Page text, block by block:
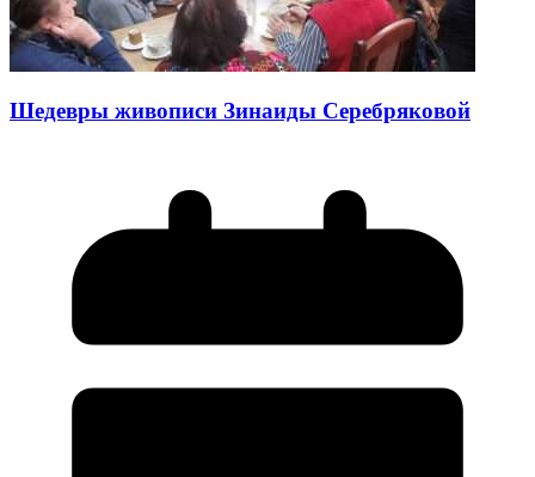
Шедевры живописи Зинаиды Серебряковой